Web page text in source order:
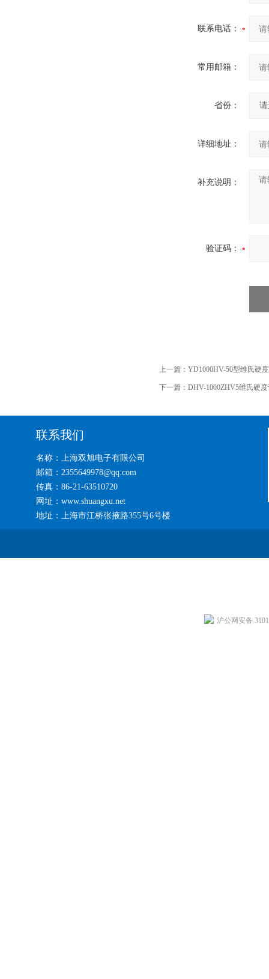
联系电话：
常用邮箱：
省份：
详细地址：
补充说明：
验证码：
上一篇： YD1000HV-50型维氏硬
下一篇： DHV-1000ZHV5维氏硬
联系我们
名称：上海双旭电子有限公司
邮箱：2355649978@qq.com
传真：86-21-63510720
网址：www.shuangxu.net
地址：上海市江桥张掖路355号6号楼
沪公网安备